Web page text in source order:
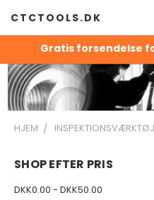
Gratis forsendelse
CTCTOOLS.DK
HJEM INSPEKTIONSVÆRKTØJ
SHOP EFTER PRIS
DKK0.00 - DKK50.00